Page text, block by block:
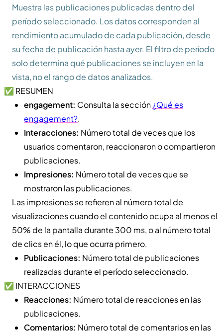
Muestra las publicaciones publicadas dentro del
período seleccionado. Los datos corresponden al
rendimiento acumulado de cada publicación, desde
su fecha de publicación hasta ayer. El filtro de período
solo determina qué publicaciones se incluyen en la
vista, no el rango de datos analizados.
✅ RESUMEN
engagement: Consulta la sección¿Qué es
engagement?.
Interacciones: Número total de veces que los
usuarios comentaron, reaccionaron o compartieron
publicaciones.
Impresiones: Número total de veces que se
mostraron las publicaciones.
Las impresiones se refieren al número total de
visualizaciones cuando el contenido ocupa al menos el
50% de la pantalla durante 300 ms, o al número total
de clics en él, lo que ocurra primero.
Publicaciones: Número total de publicaciones
realizadas durante el período seleccionado.
✅ INTERACCIONES
Reacciones: Número total de reacciones en las
publicaciones.
Comentarios: Número total de comentarios en las